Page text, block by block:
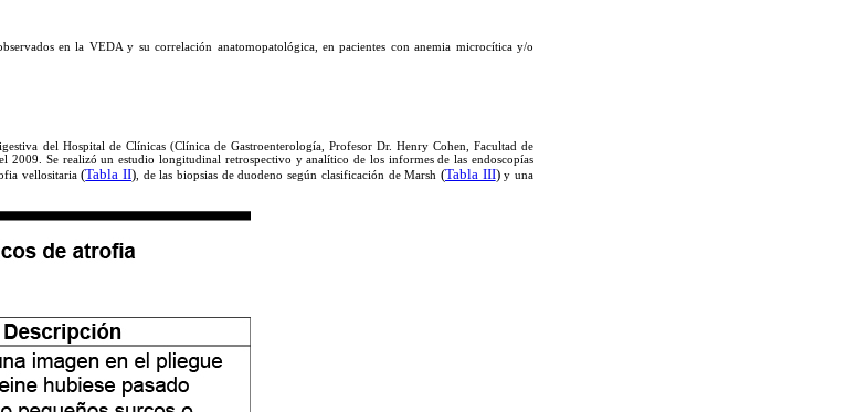
en la VEDA y su correlación anatomopatológica, en pacientes con anemia microcítica y/o
del Hospital de Clínicas (Clínica de Gastroenterología, Profesor Dr. Henry Cohen, Facultad de
2009. Se realizó un estudio longitudinal retrospectivo y analítico de los informes de las endoscopías
vellositaria(Tabla II), de las biopsias de duodeno según clasificación de Marsh (Tabla III)y una